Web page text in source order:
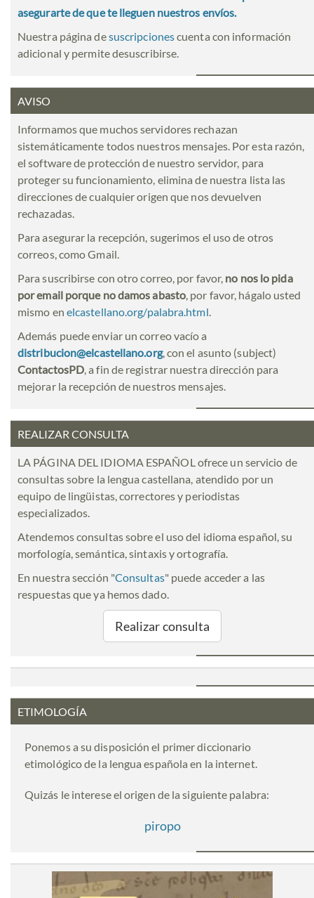
asegurarte de que te lleguen nuestros envíos.
Nuestra página desuscripcionescuenta con información
adicional y permite desuscribirse.
AVISO
Informamos que muchos servidores rechazan
sistemáticamente todos nuestros mensajes. Por esta razón,
el software de protección de nuestro servidor, para
proteger su funcionamiento, elimina de nuestra lista las
direcciones de cualquier origen que nos devuelven
rechazadas.
Para asegurar la recepción, sugerimos el uso de otros
correos, como Gmail.
Para suscribirse con otro correo, por favor, no nos lo pida
por email porque no damos abasto, por favor, hágalo usted
mismo en elcastellano.org/palabra.html.
Además puede enviar un correo vacío a
distribucion@elcastellano.org, con el asunto (subject)
ContactosPD, a fin de registrar nuestra dirección para
mejorar la recepción de nuestros mensajes.
REALIZAR CONSULTA
LA PÁGINA DEL IDIOMA ESPAÑOL ofrece un servicio de
consultas sobre la lengua castellana, atendido por un
equipo de lingüistas, correctores y periodistas
especializados.
Atendemos consultas sobre el uso del idioma español, su
morfología, semántica, sintaxis y ortografía.
En nuestra sección "Consultas" puede acceder a las
respuestas que ya hemos dado.
Realizar consulta
ETIMOLOGÍA
Ponemos a su disposición el primer diccionario
etimológico de la lengua española en la internet.
Quizás le interese el origen de la siguiente palabra:
piropo